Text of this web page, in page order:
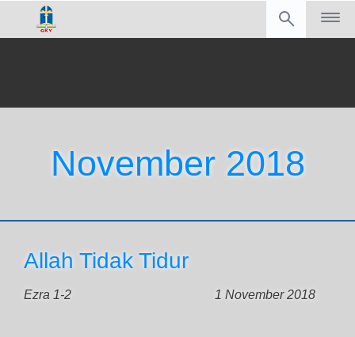
November 2018
Allah Tidak Tidur
Ezra 1-2 1 November 2018